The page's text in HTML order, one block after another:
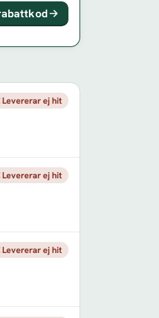
Levererar ej hit
Levererar ej hit
Levererar ej hit